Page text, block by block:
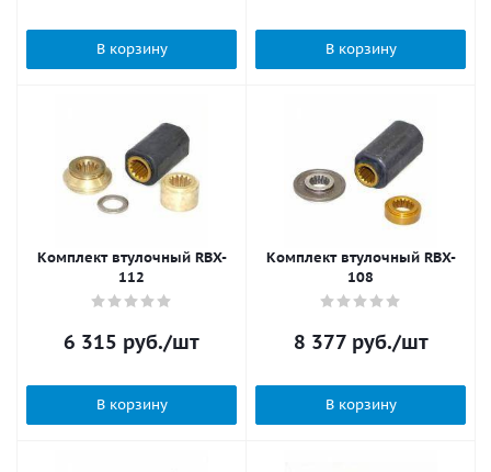
В корзину В корзину
Комплект втулочный RBX-
112
6 315 руб./шт
В корзину
Комплект втулочный RBX-
108
8 377руб./шт
В корзину